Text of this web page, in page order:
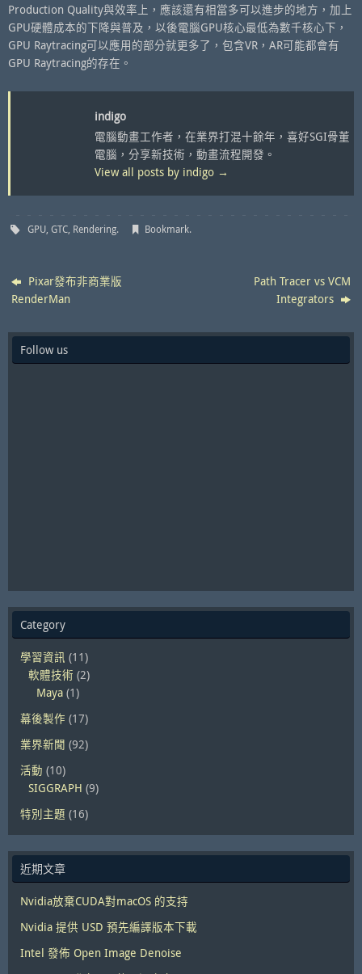
Production Quality與效率上，應該還有相當多可以進步的地方，加上
GPU硬體成本的下降與普及，以後電腦GPU核心最低為數千核心下，
GPU Raytracing可以應用的部分就更多了，包含VR，AR可能都會有
GPU Raytracing的存在。
indigo
電腦動畫工作者，在業界打混十餘年，喜好SGI骨董
電腦，分享新技術，動畫流程開發。
View all posts by indigo →
GPU, GTC, Rendering. Bookmark.
Pixar發布非商業版
RenderMan
Path Tracer vs VCM
Integrators
Follow us
Category
學習資訊 (11)
軟體技術 (2)
Maya (1)
幕後製作 (17)
業界新聞 (92)
活動 (10)
SIGGRAPH (9)
特別主題 (16)
近期文章
Nvidia放棄CUDA對macOS 的支持
Nvidia 提供 USD 預先編譯版本下載
Intel 發佈 Open Image Denoise